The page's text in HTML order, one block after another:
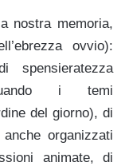
nostra memoria,
ovvio):
i temi
del giorno), di
organizzati
animate, di